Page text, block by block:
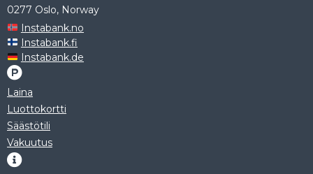
0277 Oslo, Norway
Instabank.no
Instabank.fi
Instabank.de
Laina
Luottokortti
Säästötili
Vakuutus